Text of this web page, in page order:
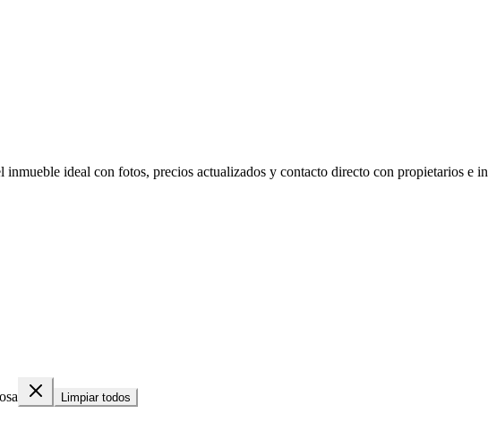
ideal con fotos, precios actualizados y contacto directo con propietarios e
Limpiar todos